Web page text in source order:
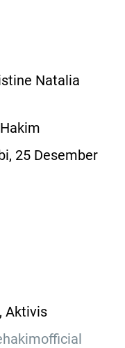
Natalia
25 Desember
Aktivis